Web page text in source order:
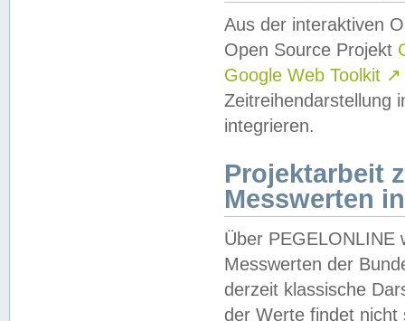
Aus der interaktiven
Open Source Projekt
Google Web Toolkit ↗
Zeitreihendarstellung
integrieren.
Projektarbeit
Messwerten
Über PEGELONLINE
Messwerten der
derzeit klassische
der Werte findet